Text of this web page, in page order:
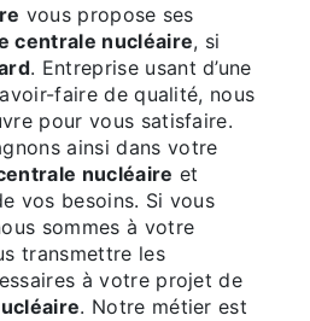
vous propose ses
centrale nucléaire, si
. Entreprise usant d’une
faire de qualité, nous
pour vous satisfaire.
ainsi dans votre
nucléaire et
vos besoins. Si vous
sommes à votre
transmettre les
à votre projet de
. Notre métier est